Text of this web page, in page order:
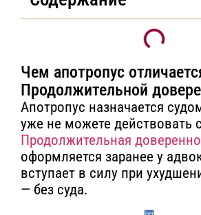
Чем апотропус
Продолжительной
Апотропус назначается
уже не можете действовать
Продолжительная
оформляется заранее у
вступает в силу при
— без суда.